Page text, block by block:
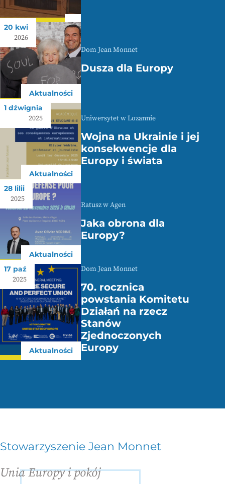
20 kwi
2026
Aktualności
Dom Jean Monnet
Dusza dla Europy
1 dźwignia
2025
Aktualności
Uniwersytet w Lozannie
Wojna na Ukrainie i jej
konsekwencje dla
Europy i świata
28 lilii
2025
Aktualności
Ratusz w Agen
Jaka obrona dla
Europy?
17 paź
2025
Aktualności
Dom Jean Monnet
70. rocznica
powstania Komitetu
Działań na rzecz
Stanów
Zjednoczonych
Europy
Stowarzyszenie Jean Monnet
Unia Europy i pokój